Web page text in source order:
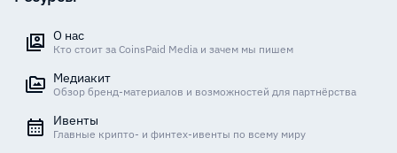
О нас
Кто стоит за CoinsPaid Media и зачем мы пишем
Медиакит
Обзор бренд-материалов и возможностей для партнёрства
Ивенты
Главные крипто- и финтех-ивенты по всему миру